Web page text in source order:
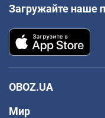
Загружайте наше
OBOZ.UA
Мир